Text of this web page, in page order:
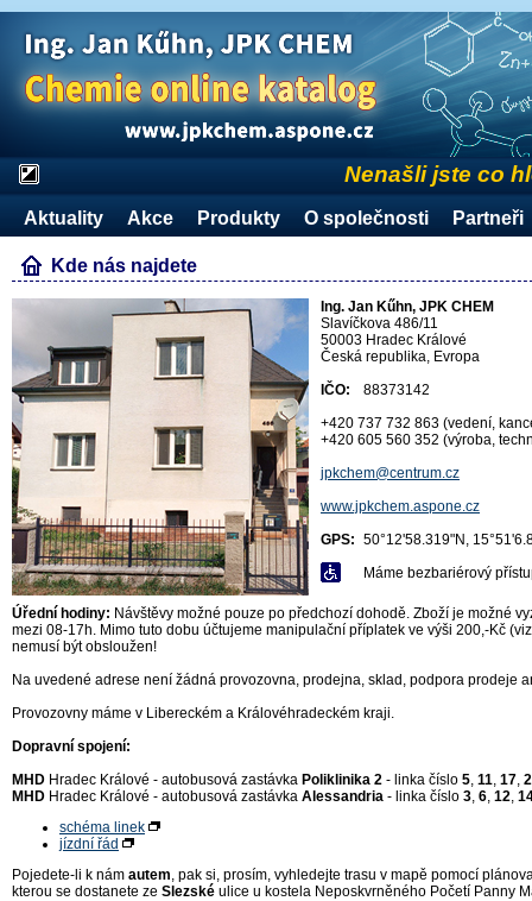
Nenašli jste co
Aktuality Akce Produkty O společnosti Partneři
Kde nás najdete
Ing. Jan Kűhn, JPK CHEM
Slavíčkova 486/11
50003 Hradec Králové
Česká republika, Evropa
IČO:
88373142
+420 737 732 863 (vedení,
+420 605 560 352 (výroba,
jpkchem@centrum.cz
www.jpkchem.aspone.cz
GPS: 50°12'58.319"N,
Máme bezbariérový
Úřední hodiny: Návštěvy možné pouze po předchozí dohodě. Zboží je možné
mezi 08-17h. Mimo tuto dobu účtujeme manipulační příplatek ve výši 200,-Kč
nemusí být obsloužen!
Na uvedené adrese není žádná provozovna, prodejna, sklad, podpora prodeje
Provozovny máme v Libereckém a Královéhradeckém kraji.
Dopravní spojení:
MHD Hradec Králové - autobusová zastávka Poliklinika 2 - linka číslo 5 11 17
MHD Hradec Králové - autobusová zastávka Alessandria - linka číslo 3 6 12
schéma linek
jízdní řád
Pojedete-li k nám autem , pak si, prosím, vyhledejte trasu v mapě pomocí
kterou se dostanete ze Slezské ulice u kostela Neposkvrněného Početí Panny